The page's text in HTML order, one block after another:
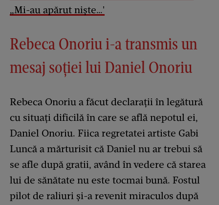
„Mi-au apărut niște…'
Rebeca Onoriu i-a transmis un
mesaj soției lui Daniel Onoriu
Rebeca Onoriu a făcut declarații în legătură
cu situați dificilă în care se află nepotul ei,
Daniel Onoriu. Fiica regretatei artiste Gabi
Luncă a mărturisit că Daniel nu ar trebui să
se afle după gratii, având în vedere că starea
lui de sănătate nu este tocmai bună. Fostul
pilot de raliuri și-a revenit miraculos după